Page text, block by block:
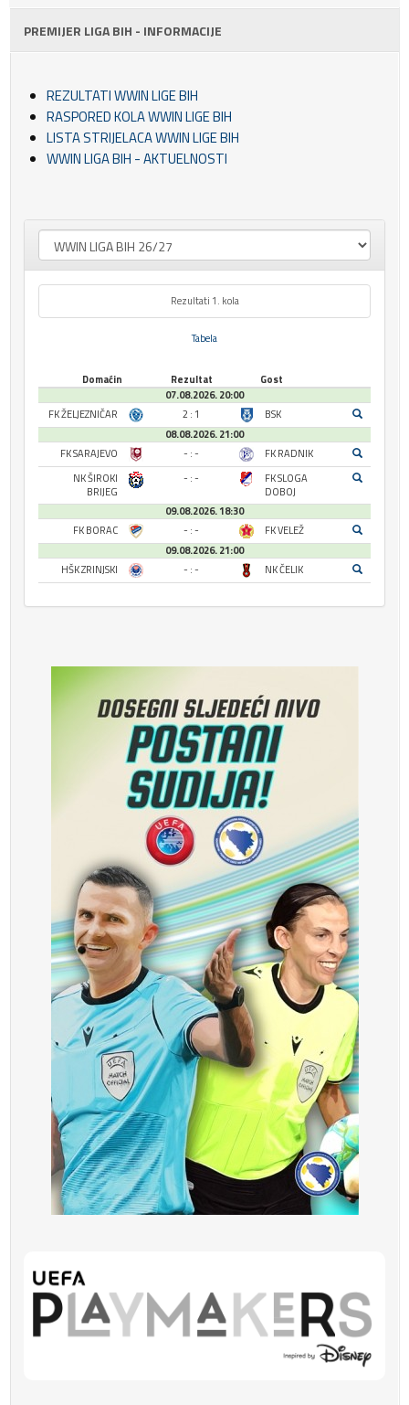
PREMIJER LIGA BIH - INFORMACIJE
REZULTATI WWIN LIGE BIH
RASPORED KOLA WWIN LIGE BIH
LISTA STRIJELACA WWIN LIGE BIH
WWIN LIGA BIH - AKTUELNOSTI
Rezultati 1. kola
Tabela
Domaćin Rezultat
Gost
07.08.2026. 20:00
FK ŽELJEZNIČAR
2 : 1
BSK
08.08.2026. 21:00
FK SARAJEVO
- : -
FK RADNIK
NK ŠIROKI
BRIJEG
- : -
FK SLOGA
DOBOJ
09.08.2026. 18:30
FK BORAC
- : -
FK VELEŽ
09.08.2026. 21:00
HŠK ZRINJSKI
- : - NK ČELIK